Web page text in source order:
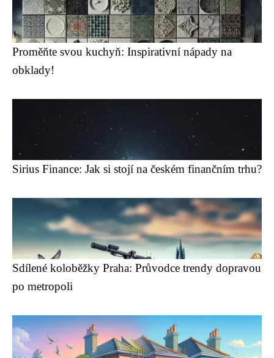
Proměňte svou kuchyň: Inspirativní nápady na
obklady!
Sirius Finance: Jak si stojí na českém finančním trhu?
Sdílené koloběžky Praha: Průvodce trendy dopravou
po metropoli